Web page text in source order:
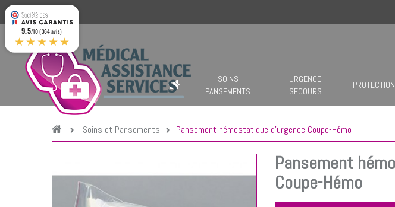
SOINS
PANSEMENTS
URGENCE
SECOURS
PROTECTION
Soins et Pansements Pansement hémostatique d’urgence Coupe-Hémo
Pansement
Coupe-Hémo
9.5/10 (364 avis)
★★★★★